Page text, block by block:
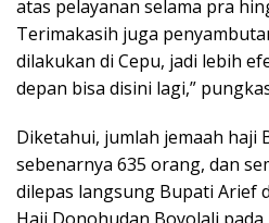
atas pelayanan selama pra
Terimakasih juga
dilakukan di Cepu, jadi lebih
depan bisa disini lagi,”
Diketahui, jumlah jemaah haji
sebenarnya 635 orang, dan
dilepas langsung Bupati Arief